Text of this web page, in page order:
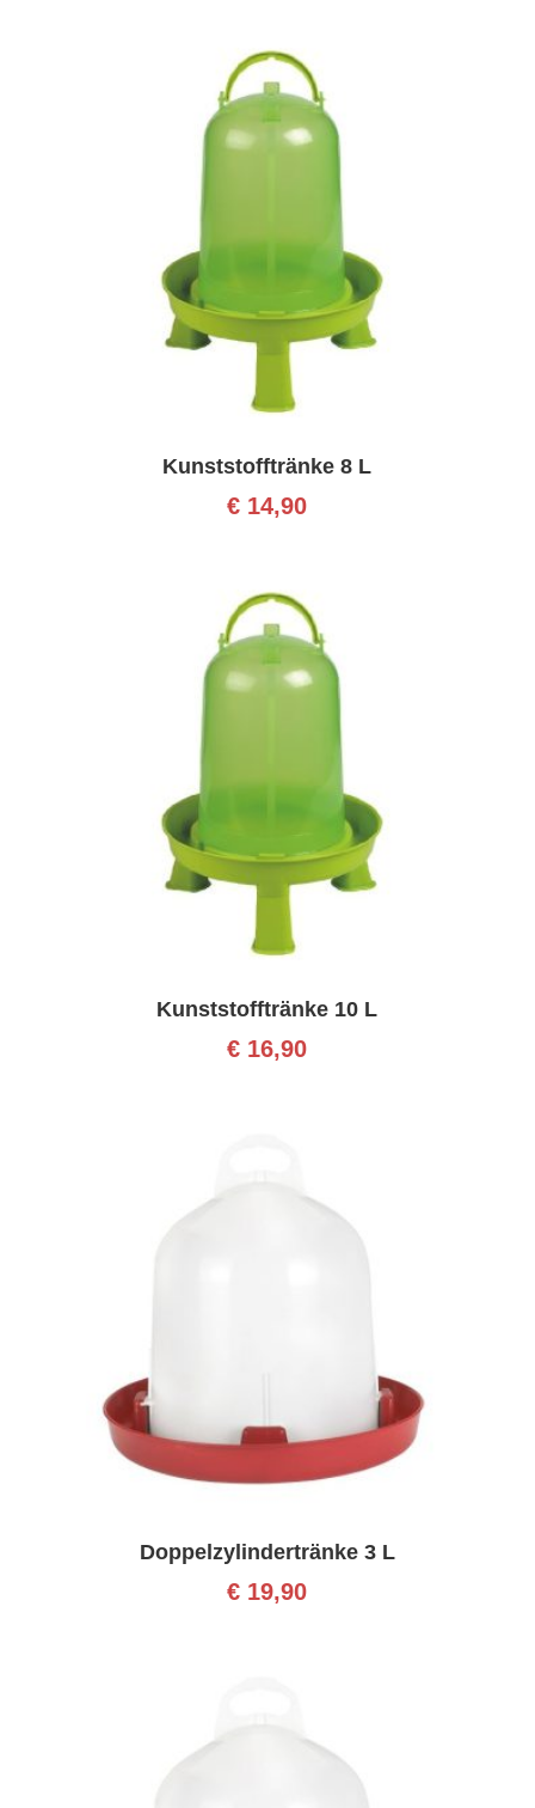
Kunststofftränke 8 L
€ 14,90
Kunststofftränke 10 L
€ 16,90
Doppelzylindertränke 3 L
€ 19,90